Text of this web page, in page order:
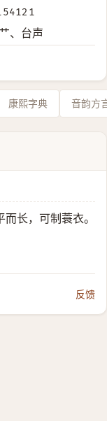
、台声
康熙字典 音韵方
长，可制蓑衣。
反馈